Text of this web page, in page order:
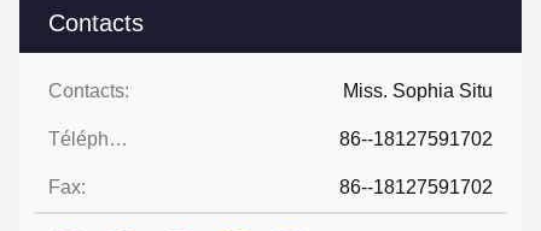
Contacts
Contacts: Miss. Sophia Situ
Téléphone: 86--18127591702
Fax: 86--18127591702